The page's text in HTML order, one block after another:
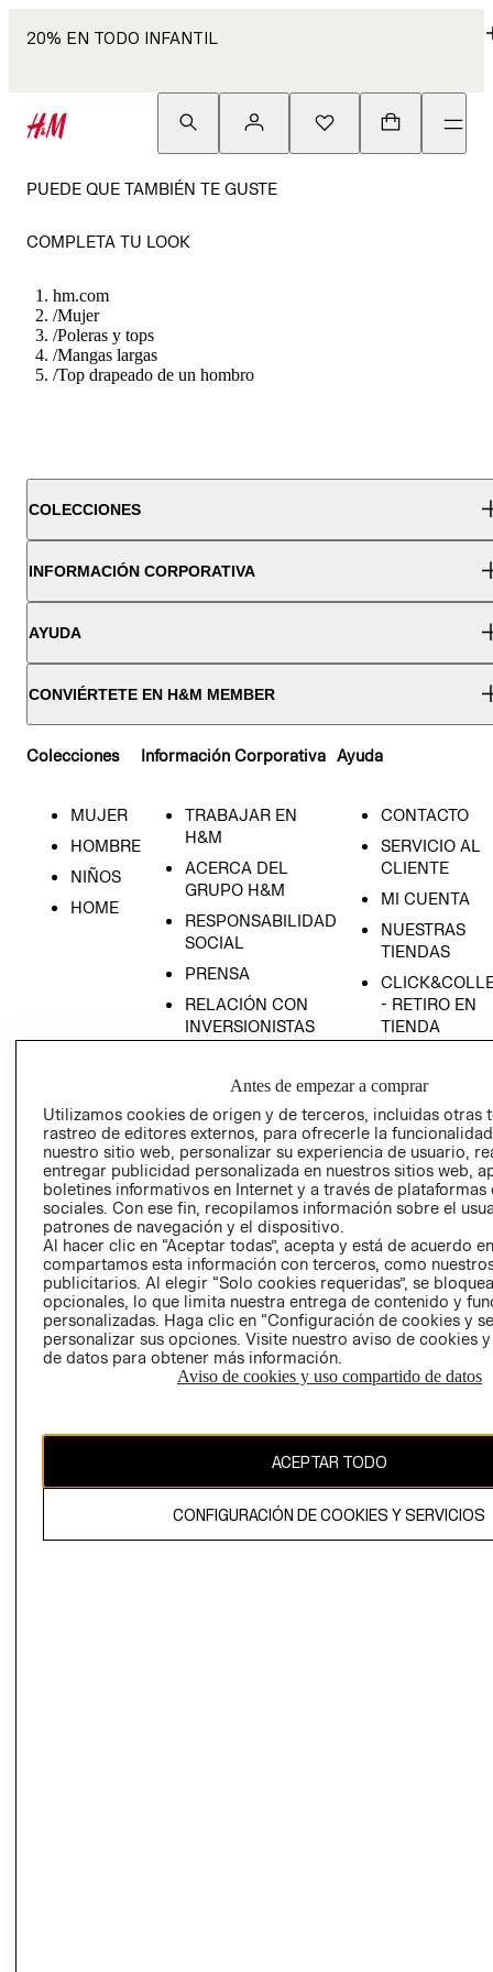
20% EN TODO INFANTIL
PUEDE QUE TAMBIÉN TE GUSTE
COMPLETA TU LOOK
hm.com
/Mujer
/Poleras y tops
/Mangas largas
/Top drapeado de un hombro
COLECCIONES
INFORMACIÓN CORPORATIVA
AYUDA
CONVIÉRTETE EN H&M MEMBER
Colecciones
MUJER
HOMBRE
NIÑOS
HOME
Información Corporativa
TRABAJAR EN
H&M
ACERCA DEL
GRUPO H&M
RESPONSABILIDAD
SOCIAL
PRENSA
RELACIÓN CON
INVERSIONISTAS
EMPRESARIAL
Ayuda
CONTACTO
SERVICIO AL
CLIENTE
MI CUENTA
NUESTRAS
TIENDAS
- RETIRO EN
TIENDA
CONDICIONES
AVISO DE
PRIVACIDAD
GIFT CARD
AVISO DE
COOKIES
Chile ($)
El contenido de esta página web está protegido por copyright y es
propiedad de H&M Hennes & Mauritz AB.
Antes de empezar a comprar
Utilizamos cookies de origen y de terceros, incluidas otras
rastreo de editores externos, para ofrecerle la
nuestro sitio web, personalizar su experiencia de usuario,
entregar publicidad personalizada en nuestros sitios web,
boletines informativos en Internet y a través de plataformas
sociales. Con ese fin, recopilamos información sobre el
patrones de navegación y el dispositivo.
Al hacer clic en “Aceptar todas”, acepta y está de acuerdo
compartamos esta información con terceros, como
publicitarios. Al elegir “Solo cookies requeridas”, se
opcionales, lo que limita nuestra entrega de contenido y
personalizadas. Haga clic en “Configuración de cookies y
personalizar sus opciones. Visite nuestro aviso de cookies
de datos para obtener más información.
Aviso de cookies y uso compartido de datos
ACEPTAR TODO
CONFIGURACIÓN DE COOKIES Y SERVICIOS